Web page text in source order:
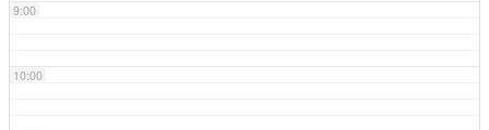
9:00
10:00